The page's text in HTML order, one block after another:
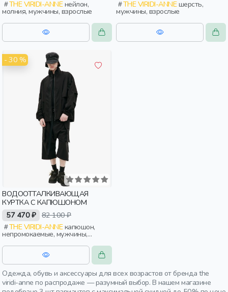
THE VIRIDI-ANNEнейлон,
молния, мужчины, взрослые
THE VIRIDI-ANNEшерсть,
мужчины, взрослые
- 30 %
ВОДООТТАЛКИВАЮЩАЯ
КУРТКА С КАПЮШОНОМ
57 470 ₽ 82 100 ₽
THE VIRIDI-ANNEкапюшон,
непромокаемые, мужчины,
взрослые
Одежда, обувь и аксессуары для всех возрастов от бренда the
viridi-anne по распродаже — разумный выбор. В нашем магазине